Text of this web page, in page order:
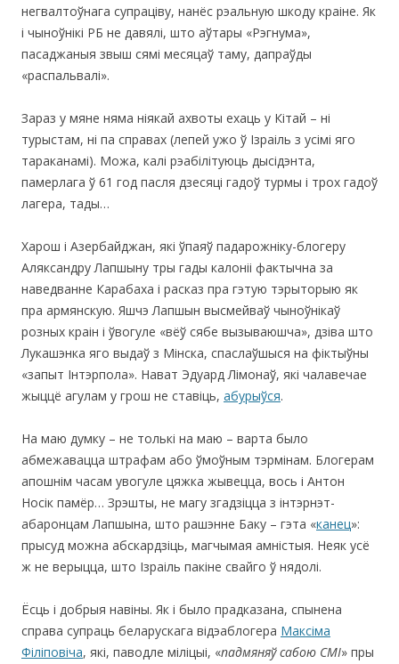
негвалтоўнага супраціву, нанёс рэальную шкоду краіне. Як
і чыноўнікі РБ не давялі, што аўтары «Рэгнума»,
пасаджаныя звыш сямі месяцаў таму, дапраўды
«распальвалі».
Зараз у мяне няма ніякай ахвоты ехаць у Кітай – ні
турыстам, ні па справах (лепей ужо ў Ізраіль з усімі яго
тараканамі). Можа, калі рэабілітуюць дысідэнта,
памерлага ў 61 год пасля дзесяці гадоў турмы і трох гадоў
лагера, тады…
Харош і Азербайджан, які ўпаяў падарожніку-блогеру
Аляксандру Лапшыну тры гады калоніі фактычна за
наведванне Карабаха і расказ пра гэтую тэрыторыю як
пра армянскую. Яшчэ Лапшын высмейваў чыноўнікаў
розных краін і ўвогуле «вёў сябе вызываюшча», дзіва што
Лукашэнка яго выдаў з Мінска, спаслаўшыся на фіктыўны
«запыт Інтэрпола». Нават Эдуард Лімонаў, які чалавечае
жыццё агулам у грош не ставіць, абурыўся.
На маю думку – не толькі на маю – варта было
абмежавацца штрафам або ўмоўным тэрмінам. Блогерам
апошнім часам увогуле цяжка жывецца, вось і Антон
Носік памёр… Зрэшты, не магу згадзіцца з інтэрнэт-
абаронцам Лапшына, што рашэнне Баку – гэта «канец»:
прысуд можна абскардзіць, магчымая амністыя. Неяк усё
ж не верыцца, што Ізраіль пакіне свайго ў нядолі.
Ёсць і добрыя навіны. Як і было прадказана, спынена
справа супраць беларускага відэаблогера Максіма
Філіповіча, які, паводле міліцыі, «падмяняў сабою СМІ» пры